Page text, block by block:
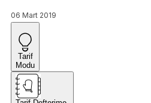
06 Mart 2019
Tarif
Modu